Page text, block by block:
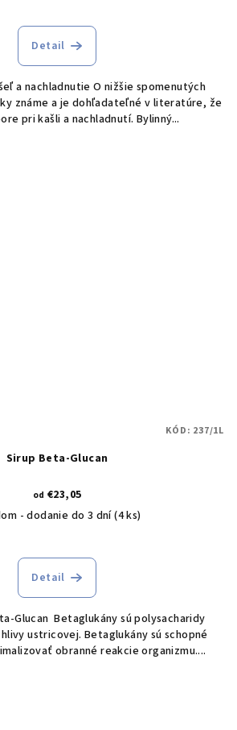
Detail
a nachladnutie O nižšie spomenutých
známe a je dohľadateľné v literatúre, že
pri kašli a nachladnutí. Bylinný...
Sirup Beta-Glucan
od €23,05
- dodanie do 3 dní(4 ks)
Detail
Glucan Betaglukány sú polysacharidy
ustricovej. Betaglukány sú schopné
obranné reakcie organizmu....
KÓD: 237/1L